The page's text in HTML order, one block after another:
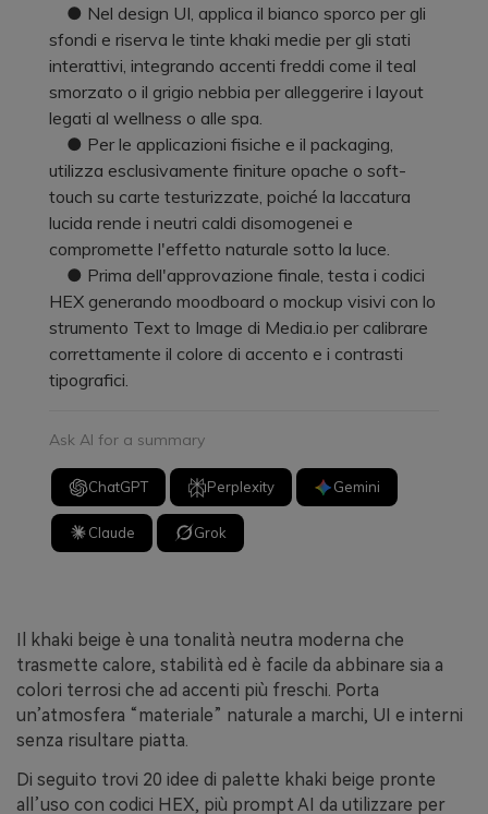
● Nel design UI, applica il bianco sporco per gli
sfondi e riserva le tinte khaki medie per gli stati
interattivi, integrando accenti freddi come il teal
smorzato o il grigio nebbia per alleggerire i layout
legati al wellness o alle spa.
● Per le applicazioni fisiche e il packaging,
utilizza esclusivamente finiture opache o soft-
touch su carte testurizzate, poiché la laccatura
lucida rende i neutri caldi disomogenei e
compromette l'effetto naturale sotto la luce.
● Prima dell'approvazione finale, testa i codici
HEX generando moodboard o mockup visivi con lo
strumento Text to Image di Media.io per calibrare
correttamente il colore di accento e i contrasti
tipografici.
Ask AI for a summary
ChatGPT Perplexity Gemini
Claude Grok
Il khaki beige è una tonalità neutra moderna che
trasmette calore, stabilità ed è facile da abbinare sia a
colori terrosi che ad accenti più freschi. Porta
un’atmosfera “materiale” naturale a marchi, UI e interni
senza risultare piatta.
Di seguito trovi 20 idee di palette khaki beige pronte
all’uso con codici HEX, più prompt AI da utilizzare per